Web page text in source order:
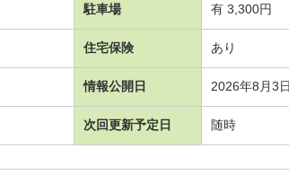
駐車場 有 3,300円
住宅保険 あり
情報公開日 2026年8月3日
次回更新予定日 随時